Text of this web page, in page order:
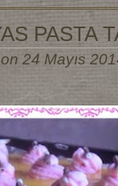
PASTA
24 Mayıs